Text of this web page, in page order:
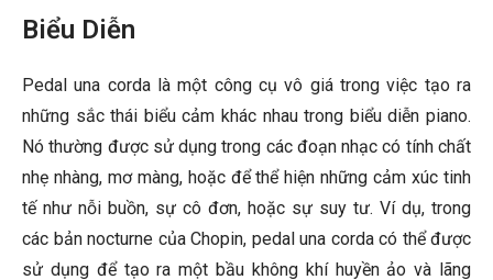
Biểu Diễn
Pedal una corda là một công cụ vô giá trong việc tạo ra
những sắc thái biểu cảm khác nhau trong biểu diễn piano.
Nó thường được sử dụng trong các đoạn nhạc có tính chất
nhẹ nhàng, mơ màng, hoặc để thể hiện những cảm xúc tinh
tế như nỗi buồn, sự cô đơn, hoặc sự suy tư. Ví dụ, trong
các bản nocturne của Chopin, pedal una corda có thể được
sử dụng để tạo ra một bầu không khí huyền ảo và lãng